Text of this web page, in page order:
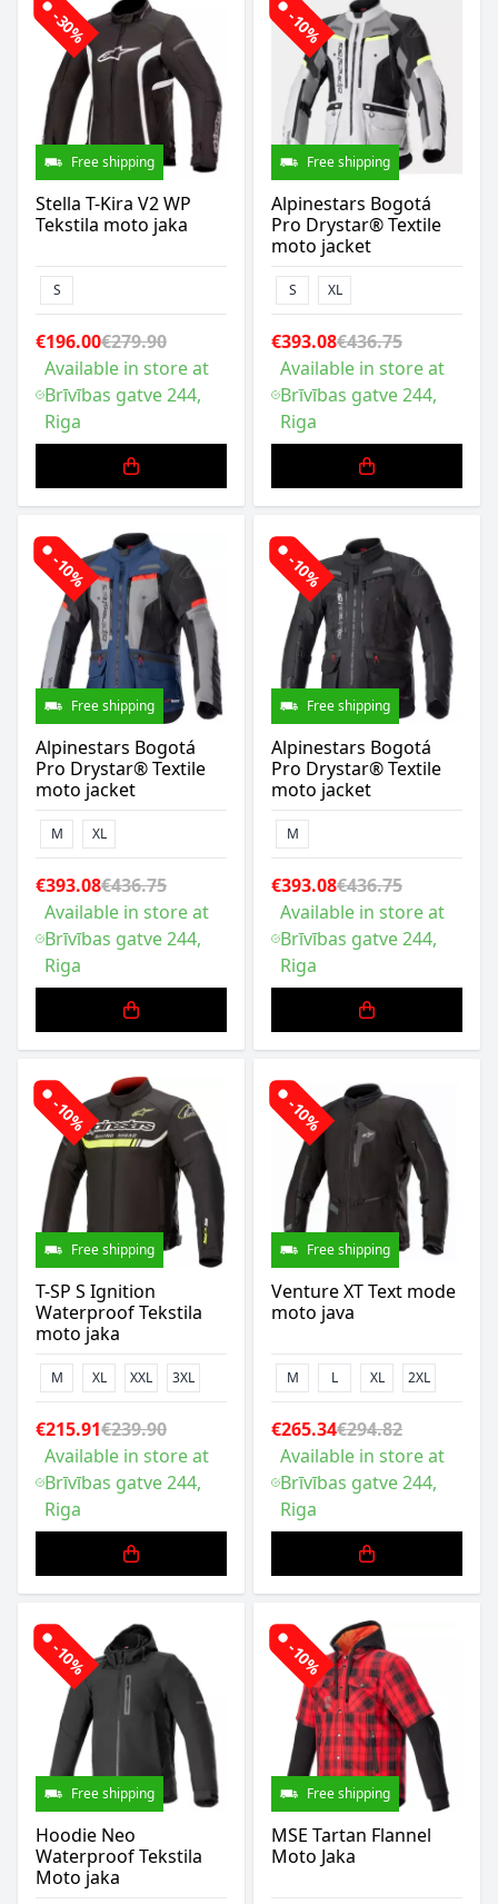
-30%
Free shipping
Stella T-Kira V2 WP
Tekstila moto jaka
S
€196.00€279.90
Available in store at
Brīvības gatve 244,
Riga
-10%
Free shipping
Alpinestars Bogotá
Pro Drystar® Textile
moto jacket
S XL
€393.08€436.75
Available in store at
Brīvības gatve 244,
Riga
-10%
Free shipping
Alpinestars Bogotá
Pro Drystar® Textile
moto jacket
M XL
€393.08€436.75
Available in store at
Brīvības gatve 244,
Riga
-10%
Free shipping
Alpinestars Bogotá
Pro Drystar® Textile
moto jacket
M
€393.08€436.75
Available in store at
Brīvības gatve 244,
Riga
-10%
Free shipping
T-SP S Ignition
Waterproof Tekstila
moto jaka
M XL XXL 3XL
€215.91€239.90
Available in store at
Brīvības gatve 244,
Riga
-10%
Free shipping
Venture XT Text mode
moto java
M L XL 2XL
€265.34€294.82
Available in store at
Brīvības gatve 244,
Riga
-10%
Free shipping
Hoodie Neo
Waterproof Tekstila
Moto jaka
-10%
Free shipping
MSE Tartan Flannel
Moto Jaka